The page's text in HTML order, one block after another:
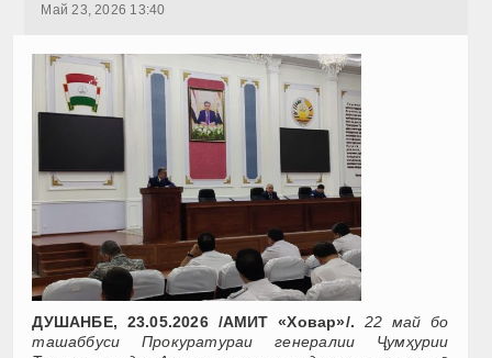
Май 23, 2026 13:40
ДУШАНБЕ, 23.05.2026 /АМИТ «Ховар»/.
22 май бо
ташаббуси Прокуратураи генералии Ҷумҳурии